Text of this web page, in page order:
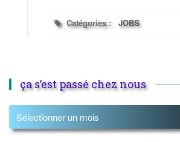
Catégories : JOBS
ça s’est passé chez nous